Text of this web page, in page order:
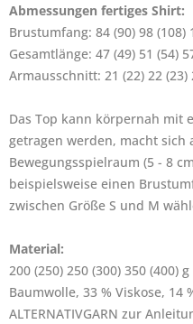
Abmessungen fertiges Shirt:
Brustumfang: 84 (90) 98 (108)
Gesamtlänge: 47 (49) 51 (54)
Armausschnitt: 21 (22) 22 (23)
Das Top kann körpernah mit
getragen werden, macht
Bewegungsspielraum (5 - 8
beispielsweise einen
zwischen Größe S und M
Material:
200 (250) 250 (300) 350 (400)
Baumwolle, 33 % Viskose, 14
ALTERNATIVGARN zur